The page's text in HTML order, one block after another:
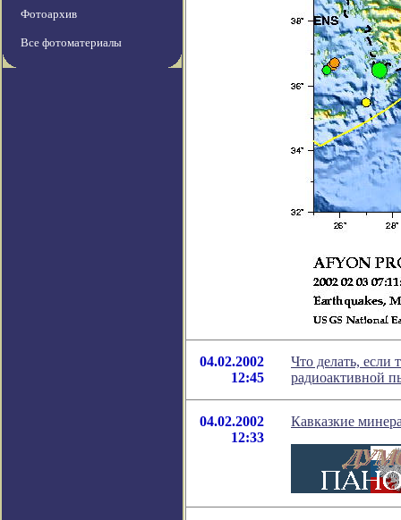
Фотоархив
Все фотоматериалы
04.02.2002
12:45
Что делать, если
радиоактивной
04.02.2002
12:33
Кавказкие